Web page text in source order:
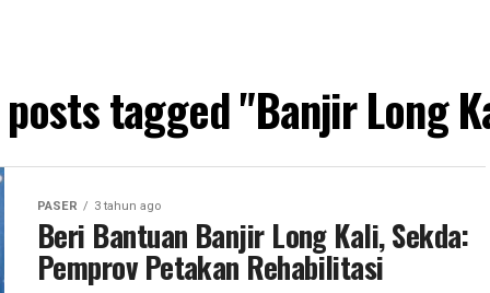
tagged "Banjir Long
PASER 3 tahun ago
Beri Bantuan Banjir Long Kali, Sekda:
Pemprov Petakan Rehabilitasi